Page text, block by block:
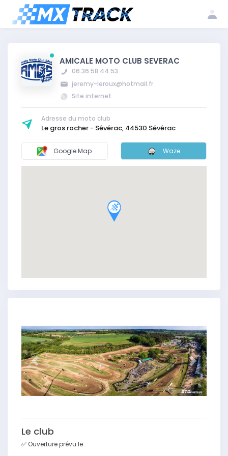
Me
connecter
Créer mon
compte
AMICALE MOTO CLUB SEVERAC
06.36.58.44.53.
jeremy-leroux@hotmail.fr
Site internet
Adresse du moto club
Le gros rocher - Sévérac, 44530 Sévérac
Google Map Waze
Précédent Suivant
Le club
✅ Ouverture prévu le